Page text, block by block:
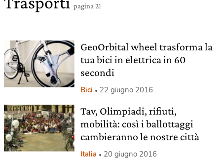
pagina 21
GeoOrbital wheel trasforma la
tua bici in elettrica in 60
secondi
Bici 22 giugno 2016
Tav, Olimpiadi, rifiuti,
mobilità: così i ballottaggi
cambieranno le nostre città
Italia 20 giugno 2016